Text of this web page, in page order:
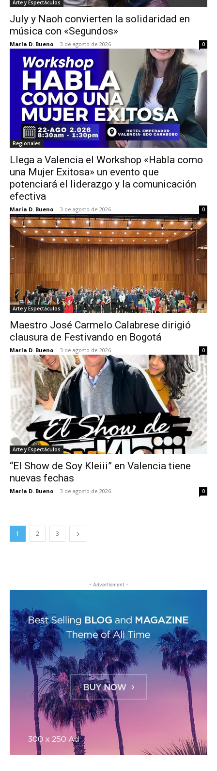
Arte y Espectáculos
July y Naoh convierten la solidaridad en
música con «Segundos»
María D. Bueno - 3 de agosto de 2026 0
Regionales
Llega a Valencia el Workshop «Habla como
una Mujer Exitosa» un evento que
potenciará el liderazgo y la comunicación
efectiva
María D. Bueno - 3 de agosto de 2026 0
Arte y Espectáculos
Maestro José Carmelo Calabrese dirigió
clausura de Festivando en Bogotá
María D. Bueno - 3 de agosto de 2026 0
Arte y Espectáculos
“El Show de Soy Kleiii” en Valencia tiene
nuevas fechas
María D. Bueno - 3 de agosto de 2026 0
1 2 3
- Advertisment -